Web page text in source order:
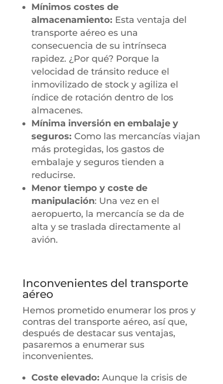
Mínimos costes de
almacenamiento: Esta ventaja del
transporte aéreo es una
consecuencia de su intrínseca
rapidez. ¿Por qué? Porque la
velocidad de tránsito reduce el
inmovilizado de stock y agiliza el
índice de rotación dentro de los
almacenes.
Mínima inversión en embalaje y
seguros: Como las mercancías viajan
más protegidas, los gastos de
embalaje y seguros tienden a
reducirse.
Menor tiempo y coste de
manipulación: Una vez en el
aeropuerto, la mercancía se da de
alta y se traslada directamente al
avión.
Inconvenientes del transporte
aéreo
Hemos prometido enumerar los pros y
contras del transporte aéreo, así que,
después de destacar sus ventajas,
pasaremos a enumerar sus
inconvenientes.
Coste elevado: Aunque la crisis de